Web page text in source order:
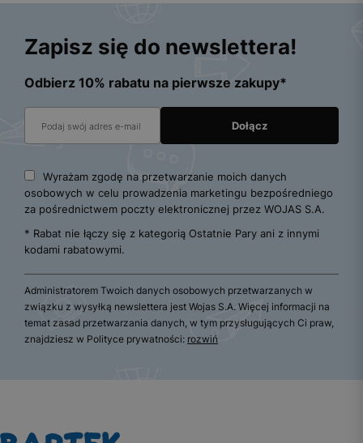
Zapisz się do newslettera!
Odbierz 10% rabatu na pierwsze zakupy*
Wyrażam zgodę na przetwarzanie moich danych
osobowych w celu prowadzenia marketingu bezpośredniego
za pośrednictwem poczty elektronicznej przez WOJAS S.A.
* Rabat nie łączy się z kategorią Ostatnie Pary ani z innymi
kodami rabatowymi.
Administratorem Twoich danych osobowych przetwarzanych w
związku z wysyłką newslettera jest Wojas S.A. Więcej informacji na
temat zasad przetwarzania danych, w tym przysługujących Ci praw,
znajdziesz w Polityce prywatności: rozwiń